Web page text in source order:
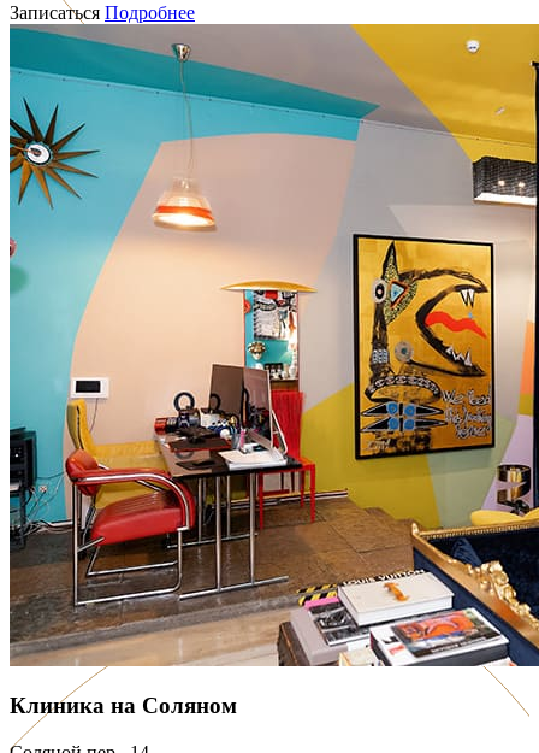
Записаться Подробнее
Клиника на Соляном